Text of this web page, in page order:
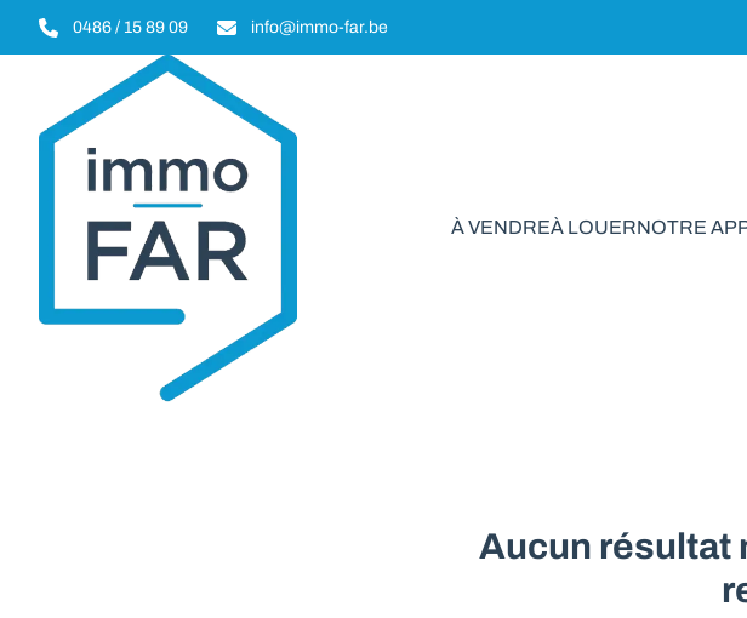
Aller au contenu principal
0486 / 15 89 09 info@immo-far.be
À VENDREÀ LOUERNOTRE
Aucun résultat